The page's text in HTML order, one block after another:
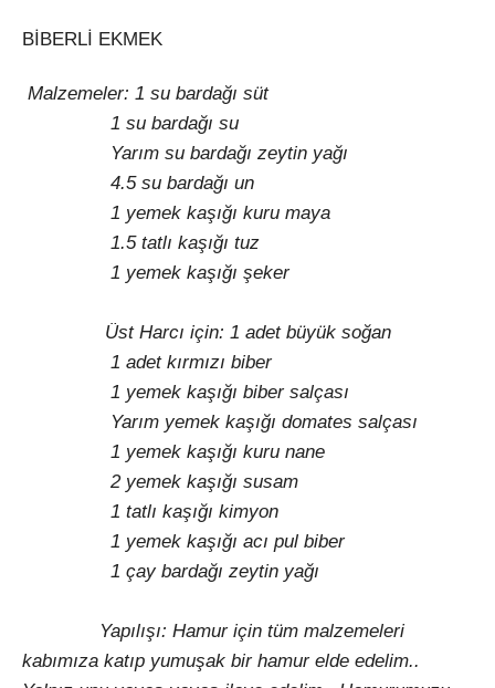
BİBERLİ EKMEK
Malzemeler: 1 su bardağı süt
1 su bardağı su
Yarım su bardağı zeytin yağı
4.5 su bardağı un
1 yemek kaşığı kuru maya
1.5 tatlı kaşığı tuz
1 yemek kaşığı şeker
Üst Harcı için: 1 adet büyük soğan
1 adet kırmızı biber
1 yemek kaşığı biber salçası
Yarım yemek kaşığı domates salçası
1 yemek kaşığı kuru nane
2 yemek kaşığı susam
1 tatlı kaşığı kimyon
1 yemek kaşığı acı pul biber
1 çay bardağı zeytin yağı
Yapılışı: Hamur için tüm malzemeleri
kabımıza katıp yumuşak bir hamur elde edelim..